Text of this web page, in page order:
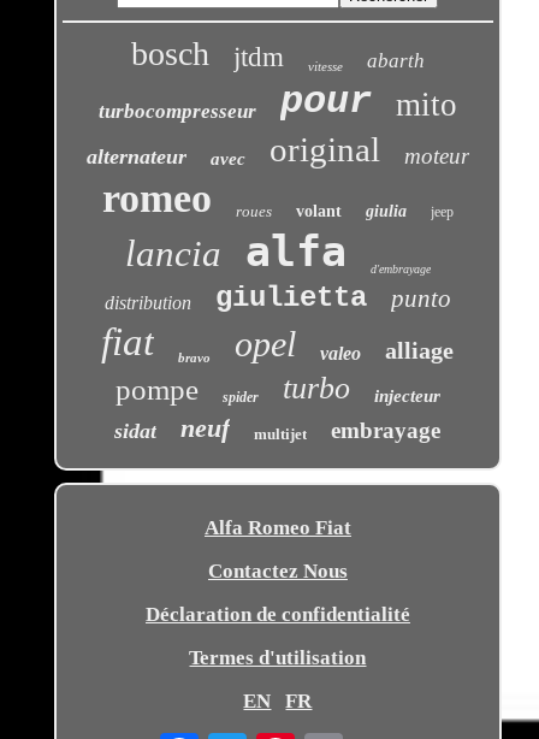
bosch jtdm vitesse abarth
turbocompresseur pour mito
alternateur avec original moteur
romeo roues volant giulia jeep
lancia alfa d'embrayage
distribution giulietta punto
fiat bravo opel valeo alliage
pompe spider turbo injecteur
sidat neuf multijet embrayage
Alfa Romeo Fiat
Contactez Nous
Déclaration de confidentialité
Termes d'utilisation
EN
FR